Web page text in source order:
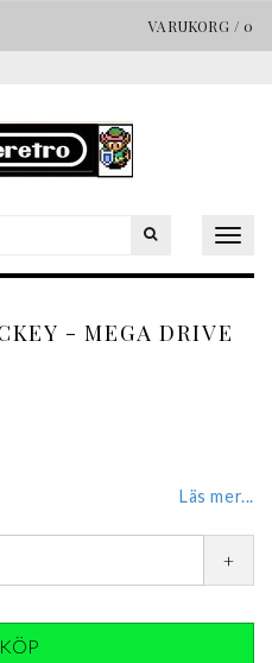
VARUKORG / 0
- MEGA DRIVE
Läs mer...
+
KÖP